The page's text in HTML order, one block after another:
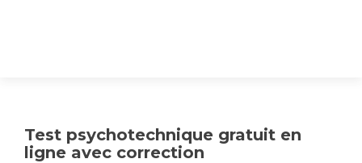
Test psychotechnique gratuit en
ligne avec correction